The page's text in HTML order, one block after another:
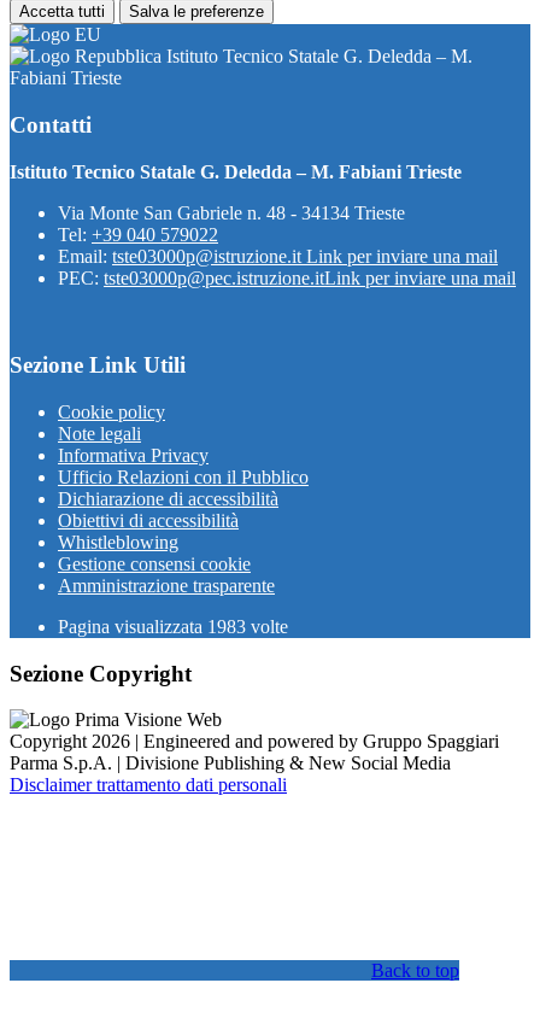
Accetta tutti Salva le preferenze
Istituto Tecnico Statale G. Deledda – M.
Fabiani Trieste
Contatti
Istituto Tecnico Statale G. Deledda – M. Fabiani Trieste
Via Monte San Gabriele n. 48 - 34134 Trieste
Tel: +39 040 579022
Email: tste03000p@istruzione.it Link per inviare una mail
PEC: tste03000p@pec.istruzione.itLink per inviare una mail
Sezione Link Utili
Cookie policy
Note legali
Informativa Privacy
Ufficio Relazioni con il Pubblico
Dichiarazione di accessibilità
Obiettivi di accessibilità
Whistleblowing
Gestione consensi cookie
Amministrazione trasparente
Pagina visualizzata 1983 volte
Sezione Copyright
Copyright 2026 | Engineered and powered by Gruppo Spaggiari
Parma S.p.A. | Divisione Publishing & New Social Media
Disclaimer trattamento dati personali
Back to top